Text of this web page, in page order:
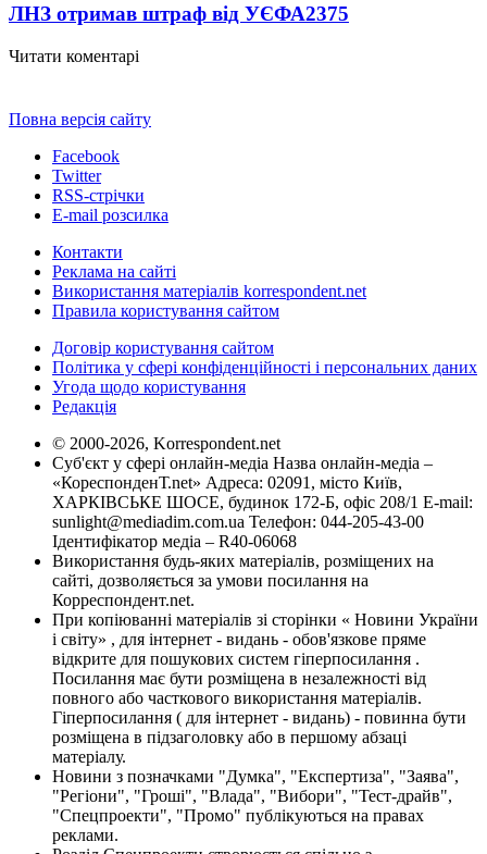
ЛНЗ отримав штраф від УЄФА2375
Читати коментарі
Повна версія сайту
Facebook
Twitter
RSS-стрічки
E-mail розсилка
Контакти
Реклама на сайті
Використання матеріалів korrespondent.net
Правила користування сайтом
Договір користування сайтом
Політика у сфері конфіденційності і персональних даних
Угода щодо користування
Редакція
© 2000-2026, Korrespondent.net
Суб'єкт у сфері онлайн-медіа Назва онлайн-медіа –
«КореспонденТ.net» Адреса: 02091, місто Київ,
ХАРКІВСЬКЕ ШОСЕ, будинок 172-Б, офіс 208/1 E-mail:
sunlight@mediadim.com.ua Телефон: 044-205-43-00
Ідентифікатор медіа – R40-06068
Використання будь-яких матеріалів, розміщених на
сайті, дозволяється за умови посилання на
Корреспондент.net.
При копіюванні матеріалів зі сторінки « Новини України
і світу» , для інтернет - видань - обов'язкове пряме
відкрите для пошукових систем гіперпосилання .
Посилання має бути розміщена в незалежності від
повного або часткового використання матеріалів.
Гіперпосилання ( для інтернет - видань) - повинна бути
розміщена в підзаголовку або в першому абзаці
матеріалу.
Новини з позначками "Думка", "Експертиза", "Заява",
"Регіони", "Гроші", "Влада", "Вибори", "Тест-драйв",
"Спецпроекти", "Промо" публікуються на правах
реклами.